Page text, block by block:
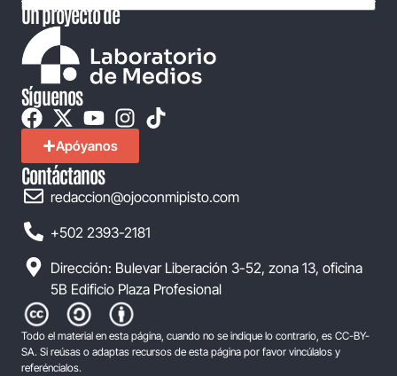
Un proyecto de
Síguenos
Apóyanos
Contáctanos
redaccion@ojoconmipisto.com
+502 2393-2181
Dirección: Bulevar Liberación 3-52, zona 13, oficina
5B Edificio Plaza Profesional
Todo el material en esta página, cuando no se indique lo contrario, es CC-BY-
SA. Si reúsas o adaptas recursos de esta página por favor vincúlalos y
referéncialos.